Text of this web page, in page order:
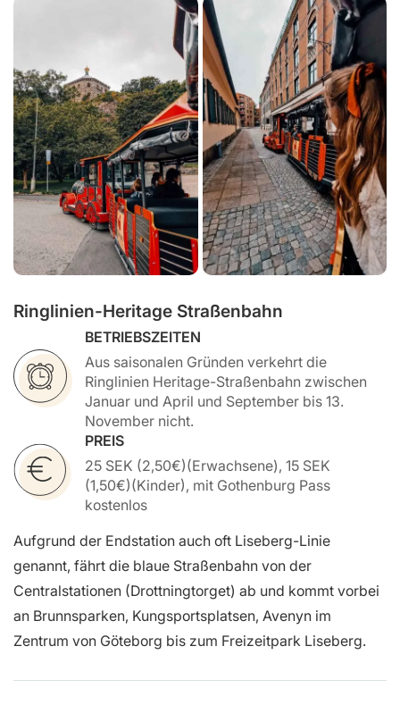
Ringlinien-Heritage Straßenbahn
BETRIEBSZEITEN
Aus saisonalen Gründen verkehrt die
Ringlinien Heritage-Straßenbahn zwischen
Januar und April und September bis 13.
November nicht.
PREIS
25 SEK (2,50€)(Erwachsene), 15 SEK
(1,50€)(Kinder), mit Gothenburg Pass
kostenlos
Aufgrund der Endstation auch oft Liseberg-Linie
genannt, fährt die blaue Straßenbahn von der
Centralstationen (Drottningtorget) ab und kommt vorbei
an Brunnsparken, Kungsportsplatsen, Avenyn im
Zentrum von Göteborg bis zum Freizeitpark Liseberg.